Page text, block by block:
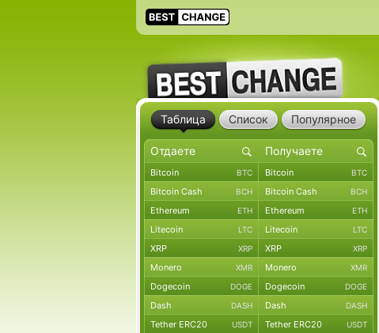
Таблица Список Популярное
Bitcoin BTC Bitcoin BTC
Bitcoin Cash BCH Bitcoin Cash BCH
Ethereum ETH Ethereum ETH
Litecoin LTC Litecoin LTC
XRP XRP XRP XRP
Monero XMR Monero XMR
Dogecoin DOGE Dogecoin DOGE
Dash DASH Dash DASH
Tether ERC20 USDT Tether ERC20 USDT